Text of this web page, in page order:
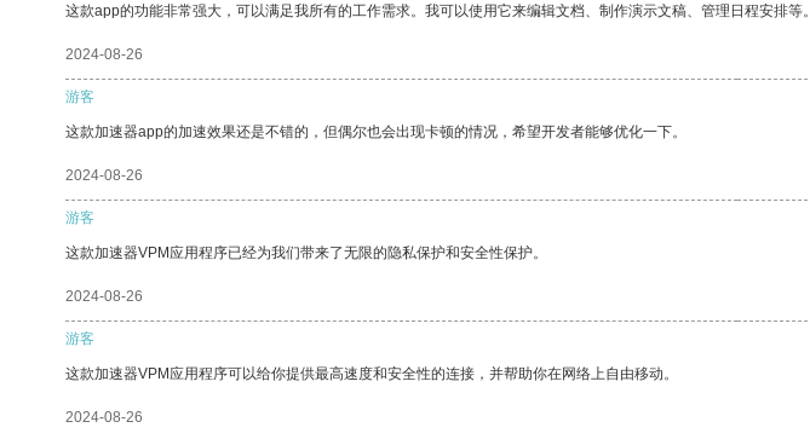
这款app的功能非常强大，可以满足我所有的工作需求。我可以使用它来编辑文档、制作演示文稿、管理日程安排等。
2024-08-26
游客
这款加速器app的加速效果还是不错的，但偶尔也会出现卡顿的情况，希望开发者能够优化一下。
2024-08-26
游客
这款加速器VPM应用程序已经为我们带来了无限的隐私保护和安全性保护。
2024-08-26
游客
这款加速器VPM应用程序可以给你提供最高速度和安全性的连接，并帮助你在网络上自由移动。
2024-08-26